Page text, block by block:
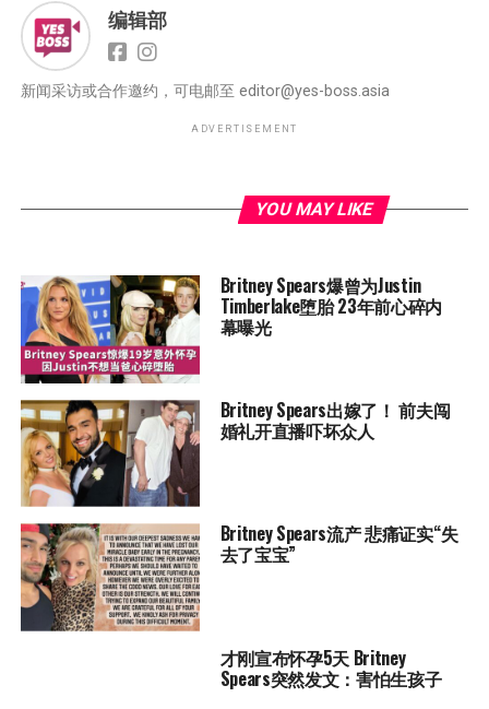
编辑部
新闻采访或合作邀约，可电邮至 editor@yes-boss.asia
ADVERTISEMENT
YOU MAY LIKE
Britney Spears爆曾为Justin
Timberlake堕胎 23年前心碎内
幕曝光
Britney Spears出嫁了！ 前夫闯
婚礼开直播吓坏众人
Britney Spears流产 悲痛证实“失
去了宝宝”
才刚宣布怀孕5天 Britney
Spears突然发文：害怕生孩子